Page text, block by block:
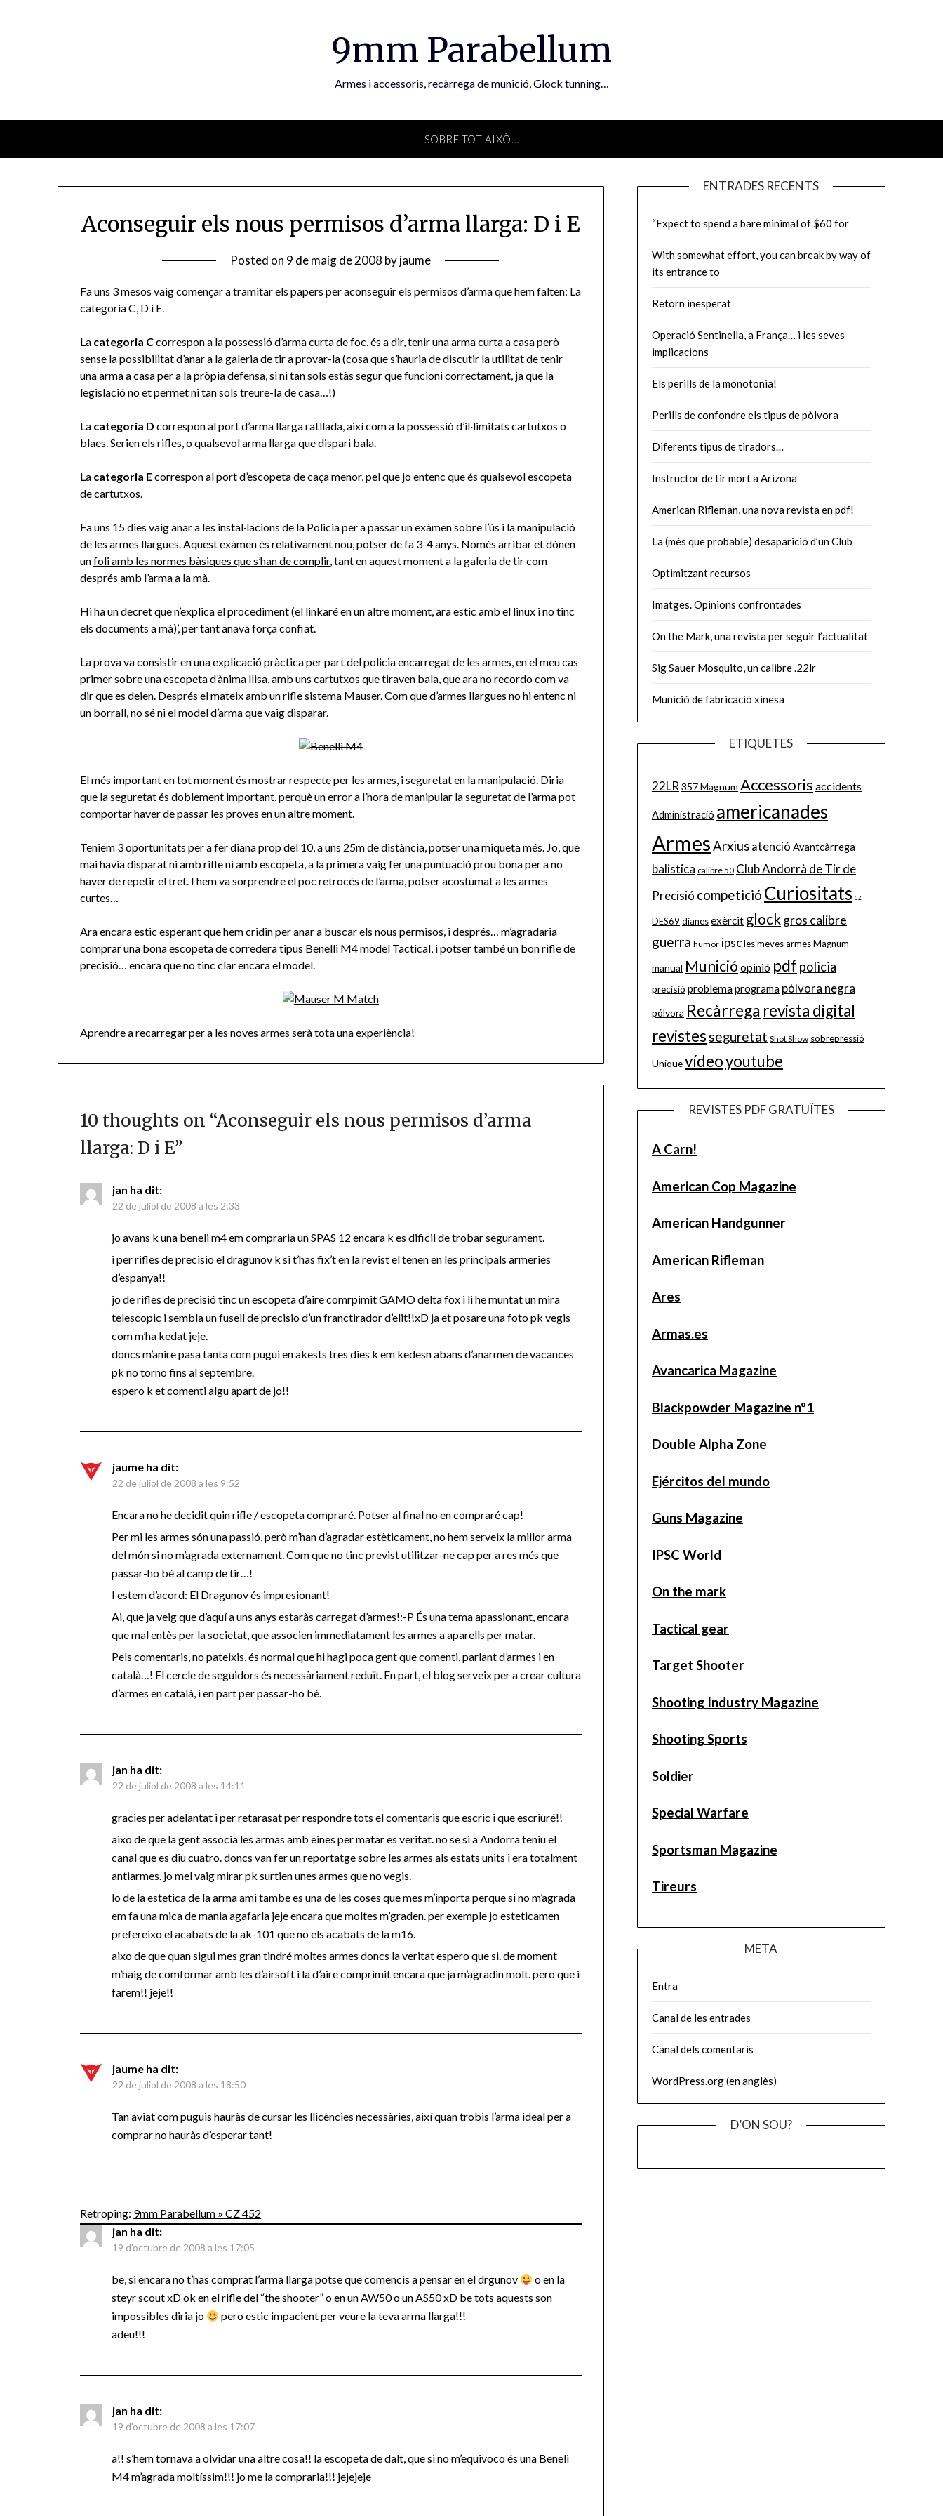
9mm Parabellum
Armes i accessoris, recàrrega de munició, Glock tunning…
SOBRE TOT AIXÒ…
Aconseguir els nous permisos d’arma llarga: D i E
Posted on 9 de maig de 2008 byjaume
Fa uns 3 mesos vaig començar a tramitar els papers per aconseguir els permisos d’arma que hem falten: La
categoria C, D i E.
La categoria Ccorrespon a la possessió d’arma curta de foc, és a dir, tenir una arma curta a casa però
sense la possibilitat d’anar a la galeria de tir a provar-la (cosa que s’hauria de discutir la utilitat de tenir
una arma a casa per a la pròpia defensa, si ni tan sols estàs segur que funcioni correctament, ja que la
legislació no et permet ni tan sols treure-la de casa…!)
La categoria D correspon al port d’arma llarga ratllada, així com a la possessió d’il·limitats cartutxos o
blaes. Serien els rifles, o qualsevol arma llarga que dispari bala.
La categoria Ecorrespon al port d’escopeta de caça menor, pel que jo entenc que és qualsevol escopeta
de cartutxos.
Fa uns 15 dies vaig anar a les instal·lacions de la Policia per a passar un exàmen sobre l’ús i la manipulació
de les armes llargues. Aquest exàmen és relativament nou, potser de fa 3-4 anys. Només arribar et dónen
unfoli amb les normes bàsiques que s’han de complir, tant en aquest moment a la galeria de tir com
després amb l’arma a la mà.
Hi ha un decret que n’explica el procediment (el linkaré en un altre moment, ara estic amb el linux i no tinc
els documents a mà)’, per tant anava força confiat.
La prova va consistir en una explicació pràctica per part del policia encarregat de les armes, en el meu cas
primer sobre una escopeta d’ànima llisa, amb uns cartutxos que tiraven bala, que ara no recordo com va
dir que es deien. Després el mateix amb un rifle sistema Mauser. Com que d’armes llargues no hi entenc ni
un borrall, no sé ni el model d’arma que vaig disparar.
El més important en tot moment és mostrar respecte per les armes, i seguretat en la manipulació. Diria
que la seguretat és doblement important, perquè un error a l’hora de manipular la seguretat de l’arma pot
comportar haver de passar les proves en un altre moment.
Teniem 3 oportunitats per a fer diana prop del 10, a uns 25m de distància, potser una miqueta més. Jo, que
mai havia disparat ni amb rifle ni amb escopeta, a la primera vaig fer una puntuació prou bona per a no
haver de repetir el tret. I hem va sorprendre el poc retrocés de l’arma, potser acostumat a les armes
curtes…
Ara encara estic esperant que hem cridin per anar a buscar els nous permisos, i després… m’agradaria
comprar una bona escopeta de corredera tipus Benelli M4 model Tactical, i potser també un bon rifle de
precisió… encara que no tinc clar encara el model.
Aprendre a recarregar per a les noves armes serà tota una experiència!
10 thoughts on “Aconseguir els nous permisos d’arma
llarga: D i E”
jan ha dit:
22 de juliol de 2008 a les 2:33
jo avans k una beneli m4 em compraria un SPAS 12 encara k es dificil de trobar segurament.
i per rifles de precisio el dragunov k si t’has fix’t en la revist el tenen en les principals armeries
d’espanya!!
jo de rifles de precisió tinc un escopeta d’aire comrpimit GAMO delta fox i li he muntat un mira
telescopic i sembla un fusell de precisio d’un franctirador d’elit!!xD ja et posare una foto pk vegis
com m’ha kedat jeje.
doncs m’anire pasa tanta com pugui en akests tres dies k em kedesn abans d’anarmen de vacances
pk no torno fins al septembre.
espero k et comenti algu apart de jo!!
jaume ha dit:
22 de juliol de 2008 a les 9:52
Encara no he decidit quin rifle / escopeta compraré. Potser al final no en compraré cap!
Per mi les armes són una passió, però m’han d’agradar estèticament, no hem serveix la millor arma
del món si no m’agrada externament. Com que no tinc previst utilitzar-ne cap per a res més que
passar-ho bé al camp de tir…!
I estem d’acord: El Dragunov és impresionant!
Ai, que ja veig que d’aquí a uns anys estaràs carregat d’armes!:-P És una tema apassionant, encara
que mal entès per la societat, que associen immediatament les armes a aparells per matar.
Pels comentaris, no pateixis, és normal que hi hagi poca gent que comenti, parlant d’armes i en
català…! El cercle de seguidors és necessàriament reduït. En part, el blog serveix per a crear cultura
d’armes en català, i en part per passar-ho bé.
jan ha dit:
22 de juliol de 2008 a les 14:11
gracies per adelantat i per retarasat per respondre tots el comentaris que escric i que escriuré!!
aixo de que la gent associa les armas amb eines per matar es veritat. no se si a Andorra teniu el
canal que es diu cuatro. doncs van fer un reportatge sobre les armes als estats units i era totalment
antiarmes. jo mel vaig mirar pk surtien unes armes que no vegis.
lo de la estetica de la arma ami tambe es una de les coses que mes m’inporta perque si no m’agrada
em fa una mica de mania agafarla jeje encara que moltes m’graden. per exemple jo esteticamen
prefereixo el acabats de la ak-101 que no els acabats de la m16.
aixo de que quan sigui mes gran tindré moltes armes doncs la veritat espero que si. de moment
m’haig de comformar amb les d’airsoft i la d’aire comprimit encara que ja m’agradin molt. pero que i
farem!! jeje!!
jaume ha dit:
22 de juliol de 2008 a les 18:50
Tan aviat com puguis hauràs de cursar les llicències necessàries, així quan trobis l’arma ideal per a
comprar no hauràs d’esperar tant!
Retroping: 9mm Parabellum » CZ 452
jan ha dit:
19 d'octubre de 2008 a les 17:05
be, si encara no t’has comprat l’arma llarga potse que comencis a pensar en el drgunov
o en la
steyr scout xD ok en el rifle del “the shooter” o en un AW50 o un AS50 xD be tots aquests son
impossibles diria jo
pero estic impacient per veure la teva arma llarga!!!
adeu!!!
jan ha dit:
19 d'octubre de 2008 a les 17:07
a!! s’hem tornava a olvidar una altre cosa!! la escopeta de dalt, que si no m’equivoco és una Beneli
M4 m’agrada moltíssim!!! jo me la compraria!!! jejejeje
ENTRADES RECENTS
“Expect to spend a bare minimal of $60 for
With somewhat effort, you can break by way of
its entrance to
Retorn inesperat
Operació Sentinella, a França… i les seves
implicacions
Els perills de la monotonia!
Perills de confondre els tipus de pòlvora
Diferents tipus de tiradors…
Instructor de tir mort a Arizona
American Rifleman, una nova revista en pdf!
La (més que probable) desaparició d’un Club
Optimitzant recursos
Imatges. Opinions confrontades
On the Mark, una revista per seguir l’actualitat
Sig Sauer Mosquito, un calibre .22lr
Munició de fabricació xinesa
ETIQUETES
22LR 357 Magnum Accessoris accidents
Administració americanades
ArmesArxius atenció Avantcàrrega
balistica calibre 50 Club Andorrà de Tir de
Precisió competició Curiositats cz
DES69 dianesexèrcit glockgros calibre
guerra humor ipscles meves armesMagnum
manual Munició opinió pdf policia
precisió problemaprograma pòlvora negra
pólvora Recàrrega revista digital
revistes seguretat Shot Show sobrepressió
Uniquevídeoyoutube
REVISTES PDF GRATUÏTES
A Carn!
American Cop Magazine
American Handgunner
American Rifleman
Ares
Armas.es
Avancarica Magazine
Blackpowder Magazine nº1
Double Alpha Zone
Ejércitos del mundo
Guns Magazine
IPSC World
On the mark
Tactical gear
Target Shooter
Shooting Industry Magazine
Shooting Sports
Soldier
Special Warfare
Sportsman Magazine
Tireurs
META
Entra
Canal de les entrades
Canal dels comentaris
WordPress.org (en anglès)
D’ON SOU?